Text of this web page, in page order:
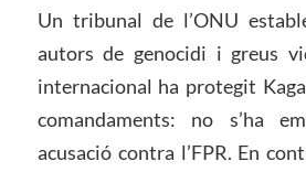
Un tribunal de l’ONU
autors de genocidi i greus
internacional ha protegit
comandaments: no s’ha
acusació contra l’FPR. En